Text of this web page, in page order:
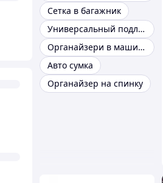
Сетка в багажник
Универсальный подлокотник
Органайзери в машину
Авто сумка
Органайзер на спинку